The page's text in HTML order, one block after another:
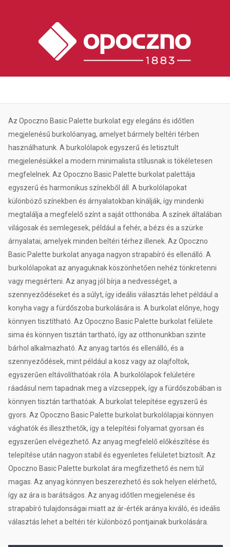
Az Opoczno Basic Palette burkolat egy elegáns és időtlen
megjelenésű burkolóanyag, amelyet bármely beltéri térben
használhatunk. A burkolólapok egyszerű és letisztult
megjelenésükkel a modern minimalista stílusnak is tökéletesen
megfelelnek. Az Opoczno Basic Palette burkolat palettája
egyszerű és harmonikus színekből áll. A burkolólapokat
különböző színekben és árnyalatokban kínálják, így mindenki
megtalálja a megfelelő színt a saját otthonába. A színek általában
világosak és semlegesek, például a fehér, a bézs és a szürke
árnyalatai, amelyek minden beltéri térhez illenek. Az Opoczno
Basic Palette burkolat anyaga nagyon strapabíró és ellenálló. A
burkolólapokat az anyaguknak köszönhetően nehéz tönkretenni
vagy megsérteni. Az anyag jól bírja a nedvességet, a
szennyeződéseket és a súlyt, így ideális választás lehet például a
konyha vagy a fürdőszoba burkolására is. A burkolat előnye, hogy
könnyen tisztítható. Az Opoczno Basic Palette burkolat felülete
sima és könnyen tisztán tartható, így az otthonunkban szinte
bárhol alkalmazható. Az anyag tartós és ellenálló, és a
szennyeződések, mint például a kosz vagy az olajfoltok,
egyszerűen eltávolíthatóak róla. A burkolólapok felületére
ráadásul nem tapadnak meg a vízcseppek, így a fürdőszobában is
könnyen tisztán tarthatóak. A burkolat telepítése egyszerű és
gyors. Az Opoczno Basic Palette burkolat burkolólapjai könnyen
vághatók és illeszthetők, így a telepítési folyamat gyorsan és
egyszerűen elvégezhető. Az anyag megfelelő előkészítése és
telepítése után nagyon stabil és egyenletes felületet biztosít. Az
Opoczno Basic Palette burkolat ára megfizethető és nem túl
magas. Az anyag könnyen beszerezhető és sok helyen elérhető,
így az ára is barátságos. Az anyag időtlen megjelenése és
strapabíró tulajdonságai miatt az ár-érték aránya kiváló, és ideális
választás lehet a beltéri tér különböző pontjainak burkolására.